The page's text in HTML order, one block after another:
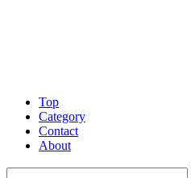
Top
Category
Contact
About